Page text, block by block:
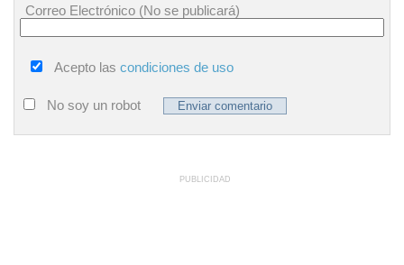
Correo Electrónico (No se publicará)
Acepto las condiciones de uso
No soy un robot
PUBLICIDAD